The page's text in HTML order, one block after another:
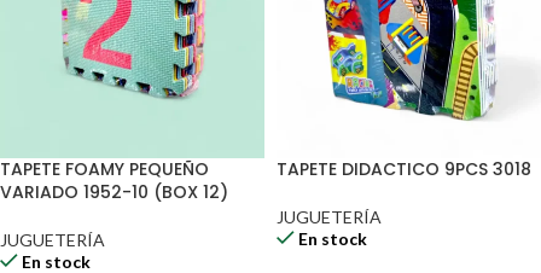
TAPETE FOAMY PEQUEÑO
VARIADO 1952-10 (BOX 12)
JUGUETERÍA
En stock
TAPETE DIDACTICO 9PCS 3018
JUGUETERÍA
En stock